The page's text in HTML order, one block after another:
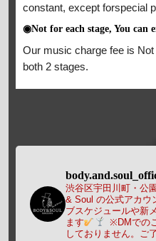
constant, except forspecial
◉Not for each stage, You can
Our music charge fee is
both 2 stages.
渋谷区宇田川町・公
& Soul の公式アカウ
ブスケジュールや新
ます
※DMでの
しておりません。ご